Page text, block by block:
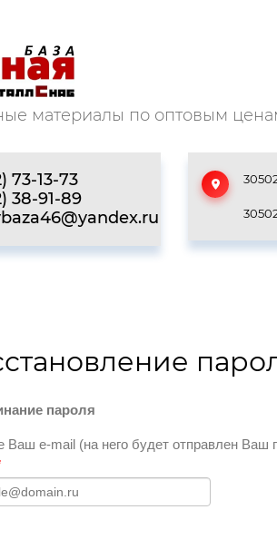
материалы по оптовым
73-13-73
38-91-89
пароля
Ваш e-mail (на него будет отправлен Ваш